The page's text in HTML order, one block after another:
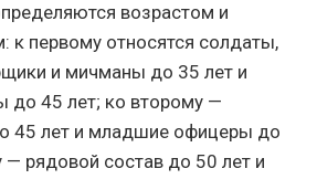
возрастом и
к первому относятся солдаты,
и мичманы до 35 лет и
45 лет; ко второму —
45 лет и младшие офицеры до
— рядовой состав до 50 лет и